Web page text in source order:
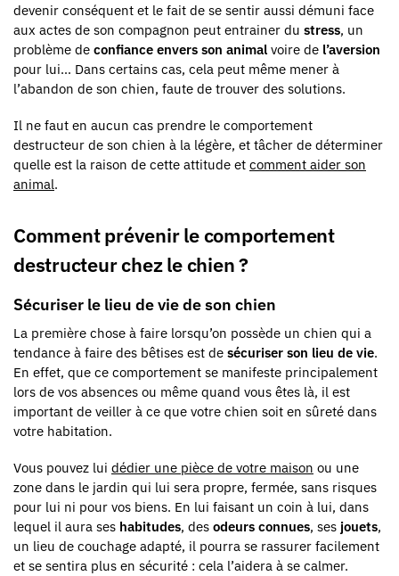
devenir conséquent et le fait de se sentir aussi démuni face
aux actes de son compagnon peut entrainer du stress, un
problème de confiance envers son animal voire de l’aversion
pour lui… Dans certains cas, cela peut même mener à
l’abandon de son chien, faute de trouver des solutions.
Il ne faut en aucun cas prendre le comportement
destructeur de son chien à la légère, et tâcher de déterminer
quelle est la raison de cette attitude et comment aider son
animal.
Comment prévenir le comportement
destructeur chez le chien ?
Sécuriser le lieu de vie de son chien
La première chose à faire lorsqu’on possède un chien qui a
tendance à faire des bêtises est de sécuriser son lieu de vie.
En effet, que ce comportement se manifeste principalement
lors de vos absences ou même quand vous êtes là, il est
important de veiller à ce que votre chien soit en sûreté dans
votre habitation.
Vous pouvez lui dédier une pièce de votre maison ou une
zone dans le jardin qui lui sera propre, fermée, sans risques
pour lui ni pour vos biens. En lui faisant un coin à lui, dans
lequel il aura ses habitudes, des odeurs connues, ses jouets,
un lieu de couchage adapté, il pourra se rassurer facilement
et se sentira plus en sécurité : cela l’aidera à se calmer.